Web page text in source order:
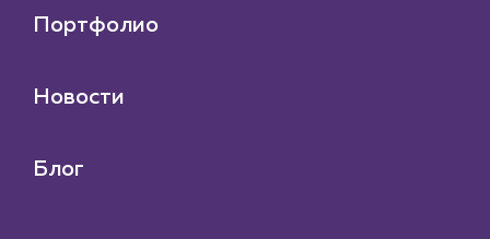
Портфолио
Новости
Блог